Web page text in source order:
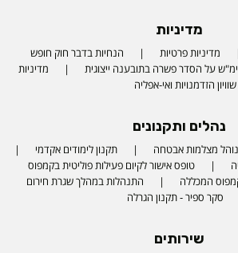
מדיניות
מדיניות פרטיות
הנחיות בדבר חוק חופש
על הסדר פשרה בתובענה ייצוגית
מדיניות
שוויון הזדמנויות ואי-אפליה
נהלים ותקנונים
נוהל מצלמות אבטחה
תקנון לימודים אקדמי
טופס אישור לקיום פעילות פוליטית בקמפוס
המכללה
התנהלות במהלך שגרת חירום
סקר ספיר - תקנון הגרלה
שירותים